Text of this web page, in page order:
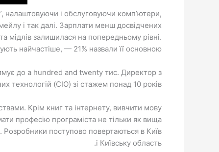
налаштовуючи і обслуговуючи комп’ютери,
і так далі. Зарплати менш досвідчених
мідлів залишилася на попередньому рівні.
найчастіше, — 21% назвали її основною.
до a hundred and twenty тис. Директор з
технологій (CIO) зі стажем понад 10 років – €.
Крім книг та інтернету, вивчити мову
професію програміста не тільки як вища
поступово повертаються в Київ
і Київську область.